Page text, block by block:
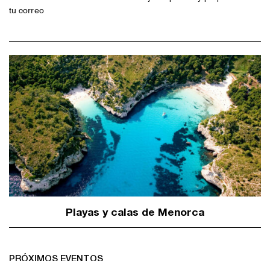
tu correo
Playas y calas de Menorca